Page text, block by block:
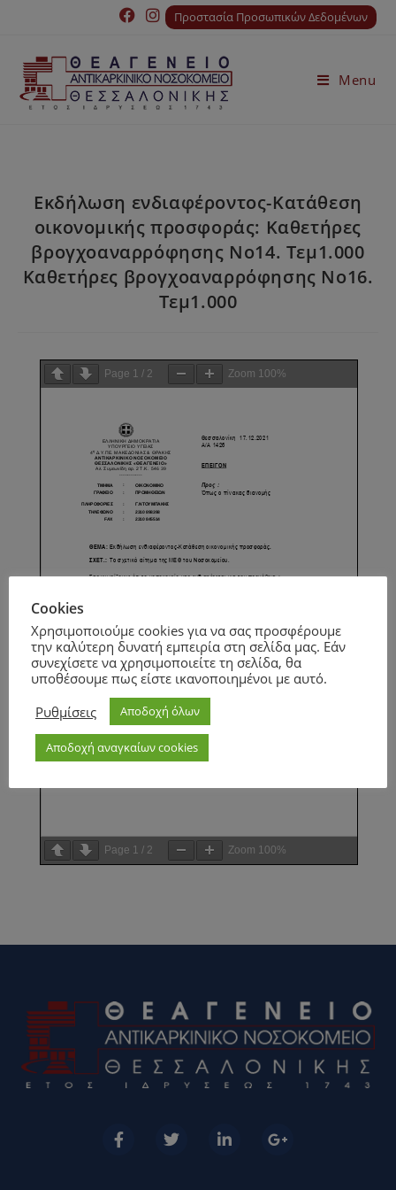
Προστασία Προσωπικών Δεδομένων
Menu
Εκδήλωση ενδιαφέροντος-Κατάθεση
οικονομικής προσφοράς: Καθετήρες
βρογχοαναρρόφησης Νο14. Τεμ1.000
Καθετήρες βρογχοαναρρόφησης Νο16.
Τεμ1.000
Page 1 / 2 Zoom 100%
Page 1 / 2 Zoom 100%
Cookies
Χρησιμοποιούμε cookies για να σας προσφέρουμε
την καλύτερη δυνατή εμπειρία στη σελίδα μας. Εάν
συνεχίσετε να χρησιμοποιείτε τη σελίδα, θα
υποθέσουμε πως είστε ικανοποιημένοι με αυτό.
Ρυθμίσεις
Αποδοχή όλων
Αποδοχή αναγκαίων cookies